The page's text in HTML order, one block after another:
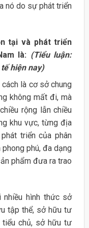
nó do sự phát triển
tại và phát triển
là: (Tiểu luận:
hiện nay)
là cơ sở chung
không mất đi, mà
rộng lẫn chiều
khu vực, từng địa
triển của phân
phú, đa dạng
phẩm đưa ra trao
nhiều hình thức sở
tập thể, sở hữu tư
tiểu chủ, sở hữu tư